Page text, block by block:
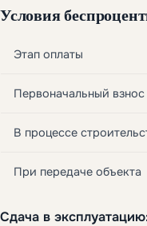
Условия
Этап оплаты
Первоначальный взнос
В процессе
При передаче объекта
Сдача в